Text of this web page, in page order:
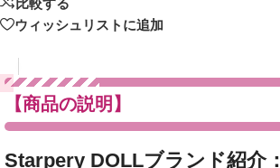
ウィッシュリストに追加
【商品の説明】
Starpery DOLLブランド紹介：